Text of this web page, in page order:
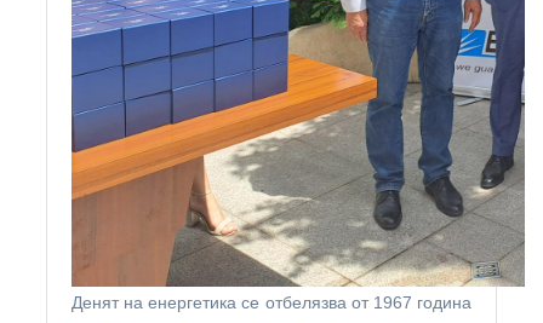
Денят на енергетика се отбелязва от 1967 година